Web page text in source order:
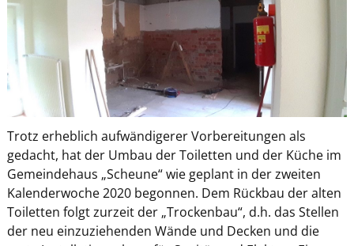
Trotz erheblich aufwändigerer Vorbereitungen als
gedacht, hat der Umbau der Toiletten und der Küche im
Gemeindehaus „Scheune“ wie geplant in der zweiten
Kalenderwoche 2020 begonnen. Dem Rückbau der alten
Toiletten folgt zurzeit der „Trockenbau“, d.h. das Stellen
der neu einzuziehenden Wände und Decken und die